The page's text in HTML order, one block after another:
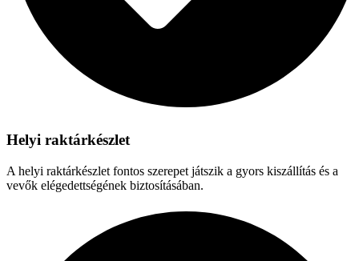
Helyi raktárkészlet
A helyi raktárkészlet fontos szerepet játszik a gyors kiszállítás és a
vevők elégedettségének biztosításában.